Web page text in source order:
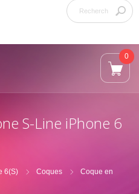
0
S-Line iPhone 6
6(S) Coques
Coque en